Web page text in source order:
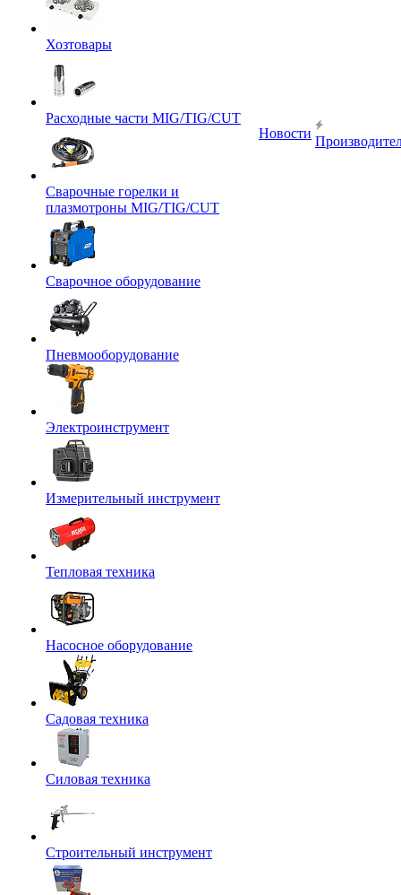
Хозтовары
Расходные части MIG/TIG/CUT
Сварочные горелки и
плазмотроны MIG/TIG/CUT
Сварочное оборудование
Пневмооборудование
Электроинструмент
Измерительный инструмент
Тепловая техника
Насосное оборудование
Садовая техника
Силовая техника
Строительный инструмент
Новости